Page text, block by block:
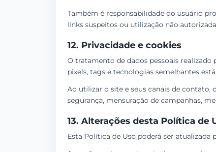
Também é responsabilidade do usuário
links suspeitos ou utilização não
12. Privacidade e cookies
O tratamento de dados pessoais
pixels, tags e tecnologias semelhantes
Ao utilizar o site e seus canais de
segurança, mensuração de campanhas,
13. Alterações desta Política de
Esta Política de Uso poderá ser